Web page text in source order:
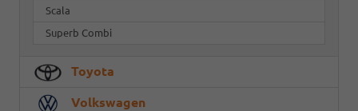
Scala
Superb Combi
Toyota
Volkswagen